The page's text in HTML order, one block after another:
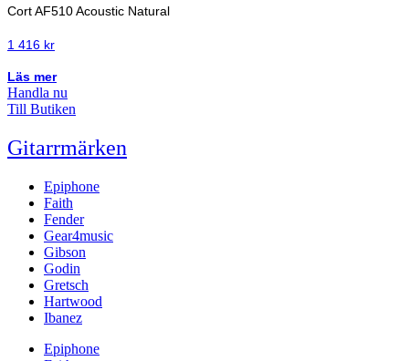
Cort AF510 Acoustic Natural
1 416 kr
Läs mer
Handla nu
Till Butiken
Gitarrmärken
Epiphone
Faith
Fender
Gear4music
Gibson
Godin
Gretsch
Hartwood
Ibanez
Epiphone